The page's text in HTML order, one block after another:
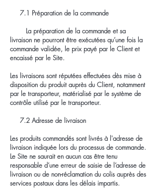
7.1 Préparation de la commande
La préparation de la commande et sa
livraison ne pourront être exécutées qu’une fois la
commande validée, le prix payé par le Client et
encaissé par le Site.
Les livraisons sont réputées effectuées dès mise à
disposition du produit auprès du Client, notamment
par le transporteur, matérialisé par le système de
contrôle utilisé par le transporteur.
7.2 Adresse de livraison
Les produits commandés sont livrés à l'adresse de
livraison indiquée lors du processus de commande.
Le Site ne saurait en aucun cas être tenu
responsable d’une erreur de saisie de l’adresse de
livraison ou de non-réclamation du colis auprès des
services postaux dans les délais impartis.